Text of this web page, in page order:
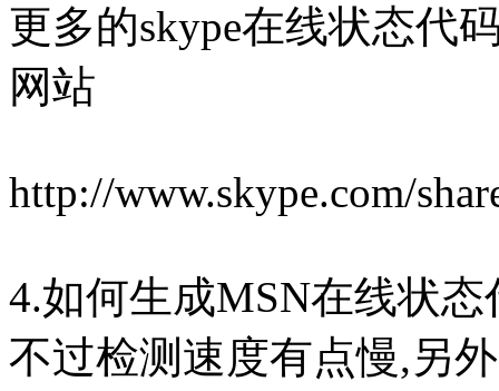
更多的skype在线状态代
网站
http://www.skype.com/
4.如何生成MSN在线状
不过检测速度有点慢,另